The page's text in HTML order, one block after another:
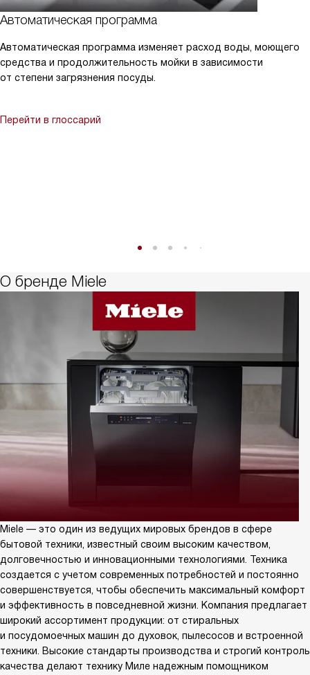
Автоматическая программа
Автоматическая программа изменяет расход воды, моющего
средства и продолжительность мойки в зависимости
от степени загрязнения посуды.
Перейти в глоссарий
О бренде Miele
Miele — это один из ведущих мировых брендов в сфере
бытовой техники, известный своим высоким качеством,
долговечностью и инновационными технологиями. Техника
создается с учетом современных потребностей и постоянно
совершенствуется, чтобы обеспечить максимальный комфорт
и эффективность в повседневной жизни. Компания предлагает
широкий ассортимент продукции: от стиральных
и посудомоечных машин до духовок, пылесосов и встроенной
техники. Высокие стандарты производства и строгий контроль
качества делают технику Миле надежным помощником